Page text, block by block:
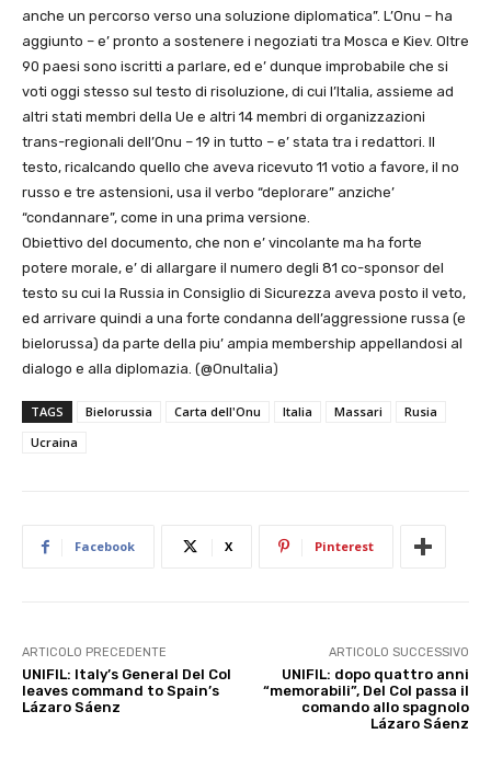
anche un percorso verso una soluzione diplomatica”. L’Onu – ha
aggiunto – e’ pronto a sostenere i negoziati tra Mosca e Kiev. Oltre
90 paesi sono iscritti a parlare, ed e’ dunque improbabile che si
voti oggi stesso sul testo di risoluzione, di cui l’Italia, assieme ad
altri stati membri della Ue e altri 14 membri di organizzazioni
trans-regionali dell’Onu – 19 in tutto – e’ stata tra i redattori. Il
testo, ricalcando quello che aveva ricevuto 11 votio a favore, il no
russo e tre astensioni, usa il verbo “deplorare” anziche’
“condannare”, come in una prima versione.
Obiettivo del documento, che non e’ vincolante ma ha forte
potere morale, e’ di allargare il numero degli 81 co-sponsor del
testo su cui la Russia in Consiglio di Sicurezza aveva posto il veto,
ed arrivare quindi a una forte condanna dell’aggressione russa (e
bielorussa) da parte della piu’ ampia membership appellandosi al
dialogo e alla diplomazia. (@OnuItalia)
TAGS Bielorussia Carta dell'Onu Italia Massari
Rusia
Ucraina
Facebook X Pinterest
ARTICOLO PRECEDENTE
UNIFIL: Italy’s General Del Col
leaves command to Spain’s
Lázaro Sáenz
ARTICOLO SUCCESSIVO
UNIFIL: dopo quattro anni
“memorabili”, Del Col passa il
comando allo spagnolo
Lázaro Sáenz